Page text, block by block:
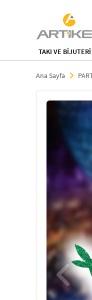
TAKI VE BİJUTERİ
Ana Sayfa